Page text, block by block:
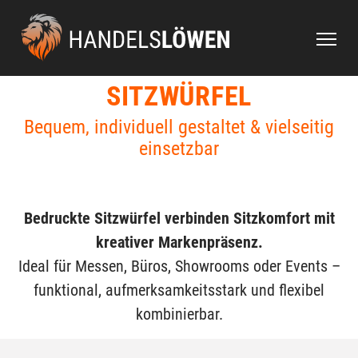
Startseite Produkte Werbetechnik Sitzwürfel
SITZWÜRFEL
Bequem, individuell gestaltet & vielseitig
einsetzbar
Bedruckte Sitzwürfel verbinden Sitzkomfort mit
kreativer Markenpräsenz.
Ideal für Messen, Büros, Showrooms oder Events –
funktional, aufmerksamkeitsstark und flexibel
kombinierbar.